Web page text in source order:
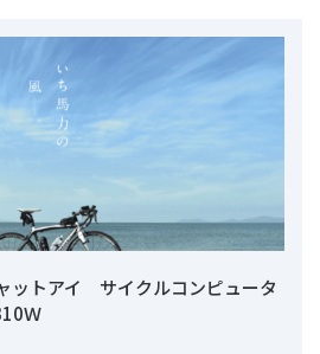
ットアイ サイクルコンピュータ
Ｗ